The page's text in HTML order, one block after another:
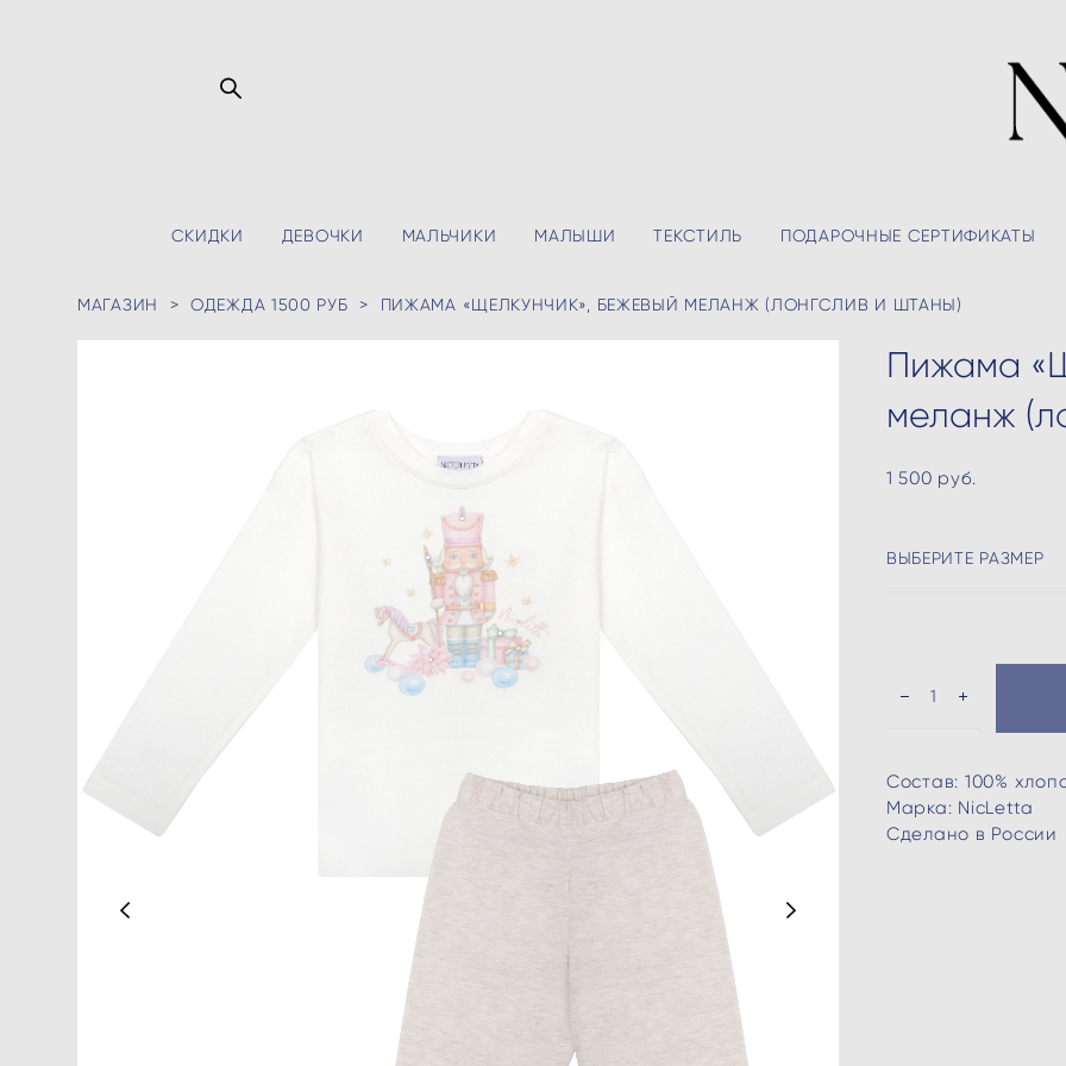
СКИДКИ ДЕВОЧКИ МАЛЬЧИКИ МАЛЫШИ ТЕКСТИЛЬ ПОДАРОЧНЫЕ СЕРТИФИКАТЫ
МАГАЗИН > ОДЕЖДА 1500 РУБ > ПИЖАМА «ЩЕЛКУНЧИК», БЕЖЕВЫЙ МЕЛАНЖ (ЛОНГСЛИВ И ШТАНЫ)
Пижама
меланж
1 500 pуб.
ВЫБЕРИТЕ РАЗМЕР
Состав: 100%
Марка: NicLetta
Сделано в России